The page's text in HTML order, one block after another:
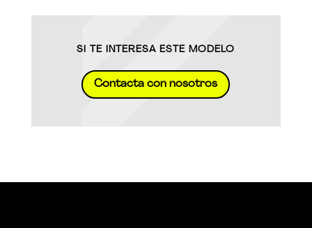
SI TE INTERESA ESTE MODELO
Contacta con nosotros